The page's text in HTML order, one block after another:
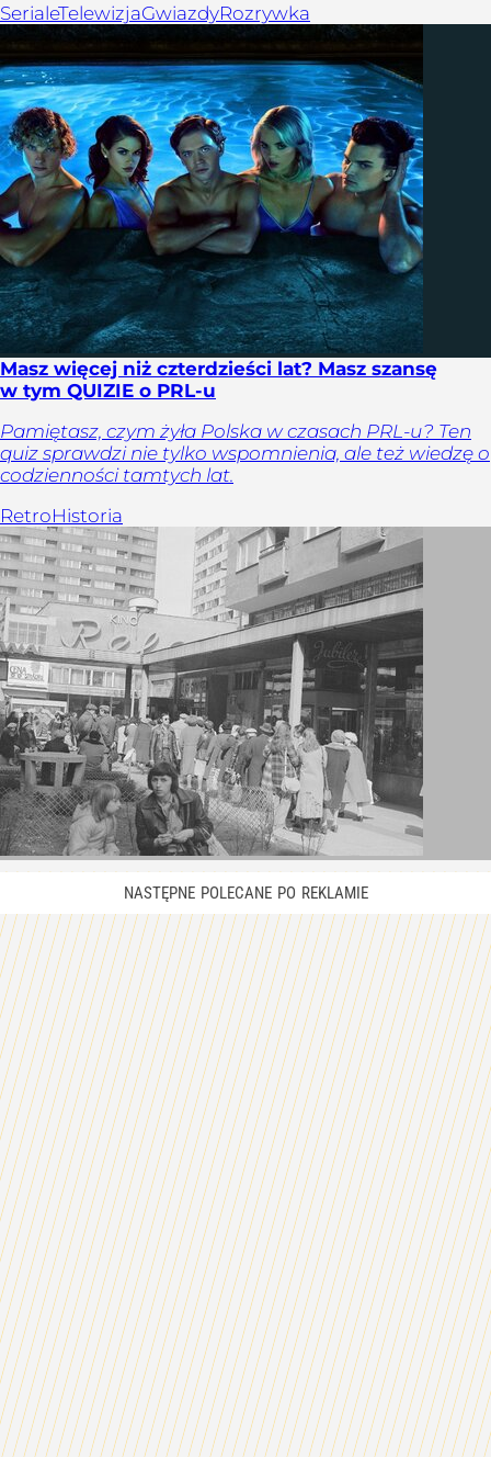
SerialeTelewizjaGwiazdyRozrywka
Masz więcej niż czterdzieści lat? Masz szansę
w tym QUIZIE o PRL-u
Pamiętasz, czym żyła Polska w czasach PRL-u? Ten
quiz sprawdzi nie tylko wspomnienia, ale też wiedzę o
codzienności tamtych lat.
RetroHistoria